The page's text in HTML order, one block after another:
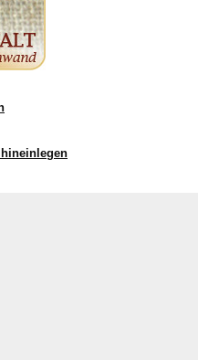
hineinlegen